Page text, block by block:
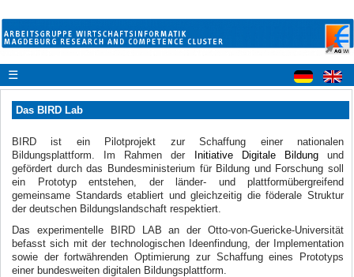
☰
Das BIRD Lab
BIRD ist ein Pilotprojekt zur Schaffung einer nationalen
Bildungsplattform . Im Rahmen der Initiative Digitale Bildungund
gefördert durch das Bundesministerium für Bildung und Forschungsoll
ein Prototyp entstehen, der länder- und plattformübergreifend
gemeinsame Standards etabliert und gleichzeitig die föderale Struktur
der deutschen Bildungslandschaft respektiert.
Das experimentelle BIRD LAB an der Otto-von-Guericke-Universität
befasst sich mit der technologischen Ideenfindung, der Implementation
sowie der fortwährenden Optimierung zur Schaffung eines Prototyps
einer bundesweiten digitalen Bildungsplattform.